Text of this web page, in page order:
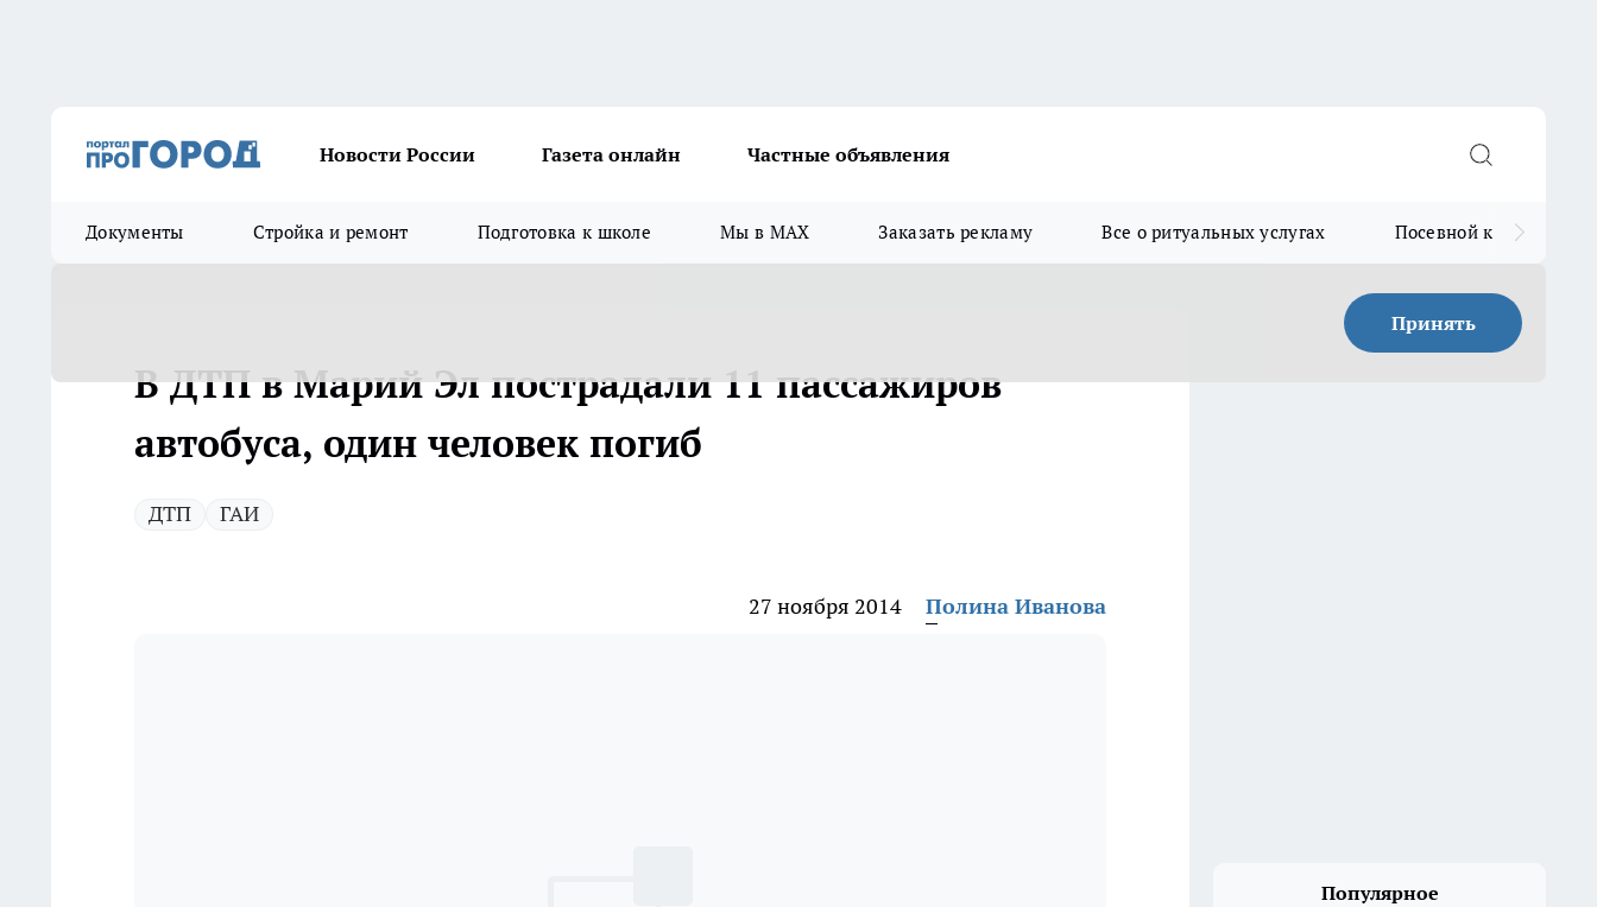
Новости России Газета онлайн Частные объявления
Документы Стройка и ремонт Подготовка к школе Мы в MAX Заказать рекламу Все о ритуальных услугах Посевной календарь
Принять
В ДТП в Марий Эл пострадали 11 пассажиров
автобуса, один человек погиб
ДТП ГАИ
27 ноября 2014 Полина Иванова
Популярное